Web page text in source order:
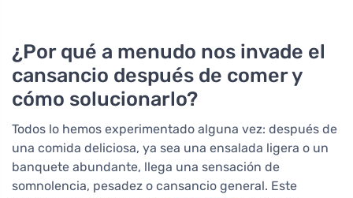
¿Por qué a menudo nos invade el
cansancio después de comer y
cómo solucionarlo?
Todos lo hemos experimentado alguna vez: después de
una comida deliciosa, ya sea una ensalada ligera o un
banquete abundante, llega una sensación de
somnolencia, pesadez o cansancio general. Este